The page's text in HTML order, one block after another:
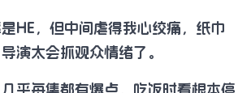
HE，但中间虐得我心绞痛，纸巾
演太会抓观众情绪了。
乎每集都有爆点，吃饭时看根本停